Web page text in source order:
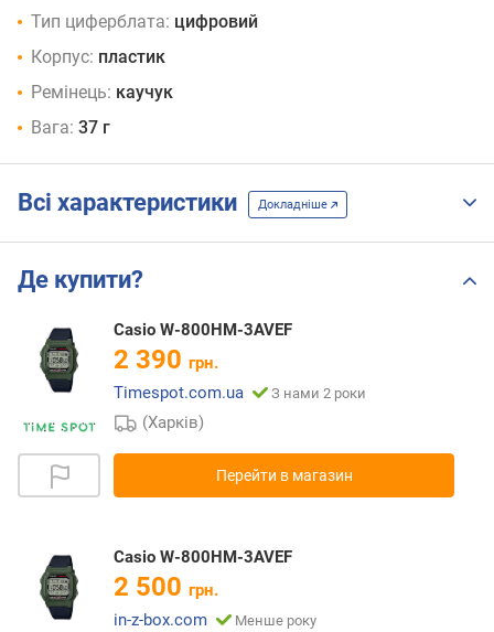
Тип циферблата: цифровий
Корпус: пластик
Ремінець: каучук
Вага: 37 г
Всі характеристики Докладніше
Де купити?
Casio W-800HM-3AVEF
2 390 грн.
Timespot.com.ua
З нами 2 роки
(Харків)
Перейти в магазин
Casio W-800HM-3AVEF
2 500 грн.
in-z-box.com
Менше року